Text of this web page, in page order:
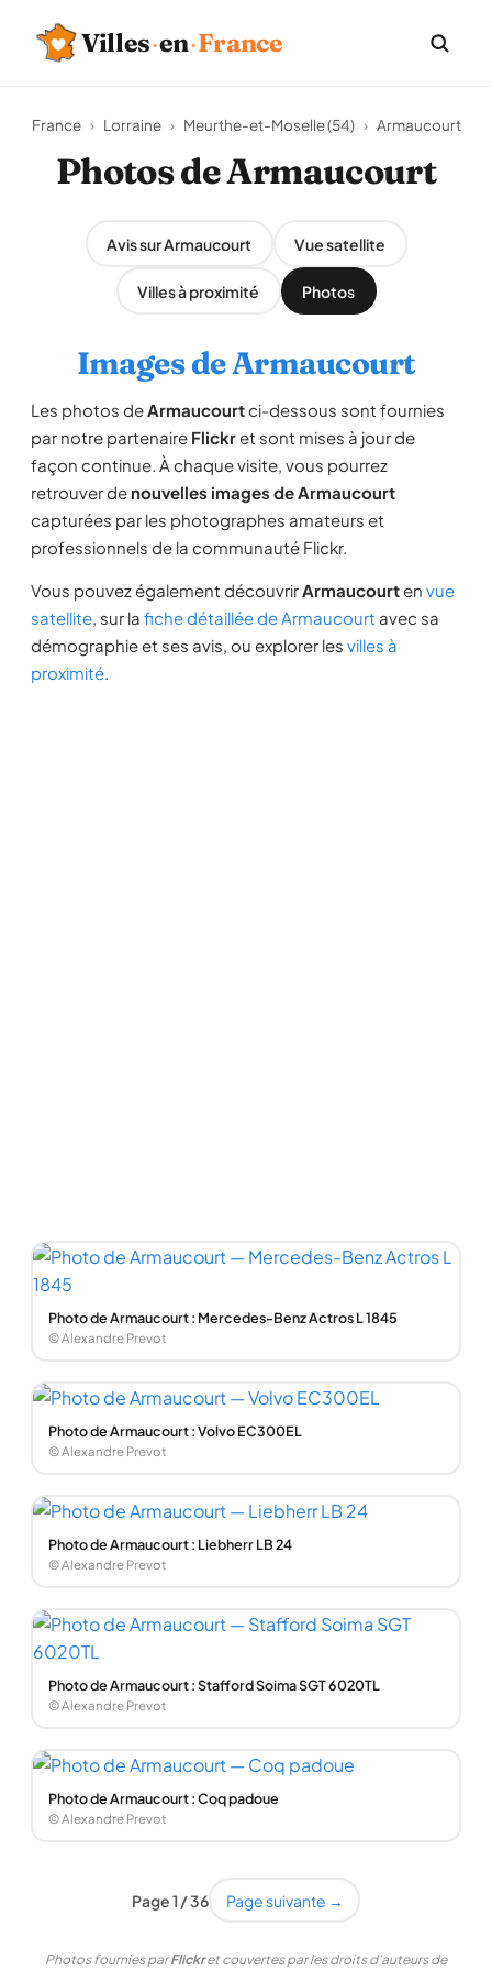
Villes·en·France
France › Lorraine › Meurthe-et-Moselle (54) › Armaucourt
Photos de Armaucourt
Avis sur Armaucourt Vue satellite
Villes à proximité Photos
Images de Armaucourt
Les photos deArmaucourtci-dessous sont fournies
par notre partenaire Flickret sont mises à jour de
façon continue. À chaque visite, vous pourrez
retrouver de nouvelles images de Armaucourt
capturées par les photographes amateurs et
professionnels de la communauté Flickr.
Vous pouvez également découvrirArmaucourten vue
satellite, sur la fiche détaillée de Armaucourt avec sa
démographie et ses avis, ou explorer les villes à
proximité.
Photo de Armaucourt : Mercedes-Benz Actros L 1845
© Alexandre Prevot
Photo de Armaucourt : Volvo EC300EL
© Alexandre Prevot
Photo de Armaucourt : Liebherr LB 24
© Alexandre Prevot
Photo de Armaucourt : Stafford Soima SGT 6020TL
© Alexandre Prevot
Photo de Armaucourt : Coq padoue
© Alexandre Prevot
Page 1 / 36 Page suivante →
Photos fournies parFlickret couvertes par les droits d'auteurs de